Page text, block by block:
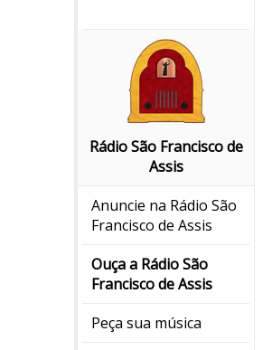
Rádio São Francisco de
Assis
Anuncie na Rádio São
Francisco de Assis
Ouça a Rádio São
Francisco de Assis
Peça sua música